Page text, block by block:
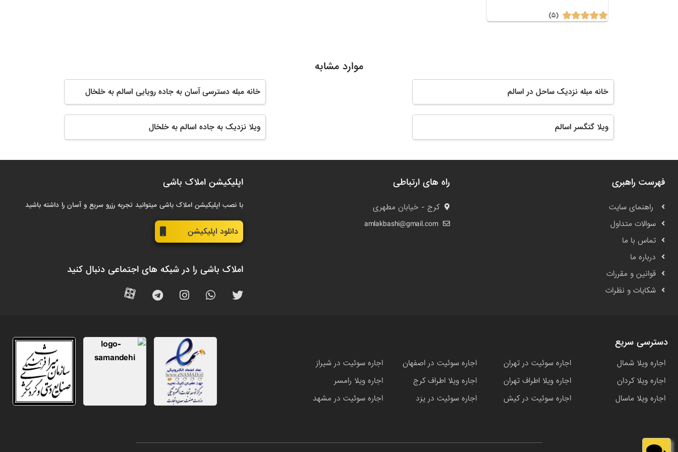
(۵)
موارد مشابه
خانه مبله نزدیک ساحل در اسالم خانه مبله دسترسی آسان به جاده رویایی اسالم به خلخال
ویلا گتگسر اسالم ویلا نزدیک به جاده اسالم به خلخال
فهرست راهبری
راهنمای سایت
سوالات متداول
تماس با ما
درباره ما
قوانین و مقررات
شکایات و نظرات
راه های ارتباطی
کرج - خیابان مطهری
amlakbashi@gmail.com
اپلیکیشن املاک باشی
با نصب اپلیکیشن املاک باشی میتوانید تجربه رزرو سریع و آسان را داشته باشید
دانلود اپلیکیشن
املاک باشی را در شبکه های اجتماعی دنبال کنید
دسترسی سریع
اجاره ویلا شمال اجاره سوئیت در تهران اجاره سوئیت در اصفهان
اجاره سوئیت در شیراز
اجاره ویلا کردان
اجاره ویلا اطراف تهران اجاره ویلا اطراف کرج
اجاره ویلا رامسر
اجاره ویلا ماسال
اجاره سوئیت در کیش اجاره سوئیت در یزد اجاره سوئیت در مشهد